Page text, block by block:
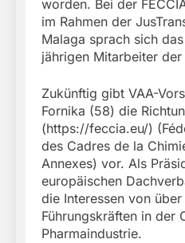
worden. Bei der
im Rahmen der
Malaga sprach sich
jährigen Mitarbeiter der
Zukünftig gibt VAA-
Fornika (58) die
(https://feccia.eu/)
des Cadres de la
Annexes) vor. Als
europäischen
die Interessen von
Führungskräften in der
Pharmaindustrie.